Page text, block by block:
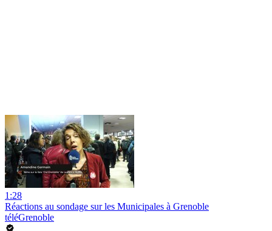
1:28
Réactions au sondage sur les Municipales à Grenoble
téléGrenoble